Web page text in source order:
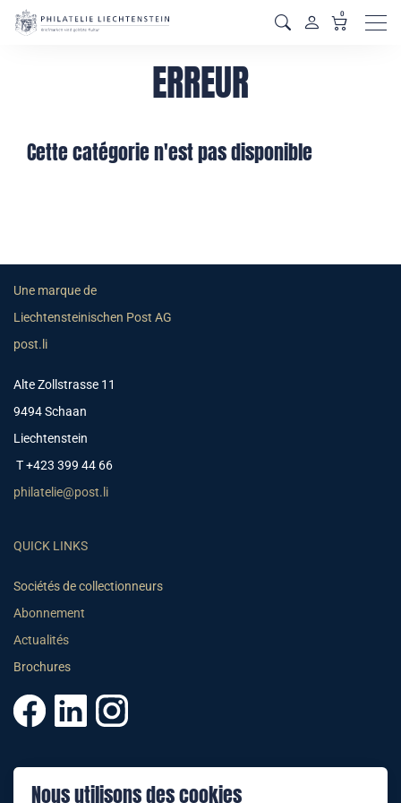
Nous utilisons des cookies
0
ERREUR
Cette catégorie n'est pas disponible
Une marque de
Liechtensteinischen Post AG
post.li
Alte Zollstrasse 11
9494 Schaan
Liechtenstein
T +423 399 44 66
philatelie@post.li
QUICK LINKS
Sociétés de collectionneurs
Abonnement
Actualités
Brochures
© 2025 PHILATELIE LIECHTENSTEIN